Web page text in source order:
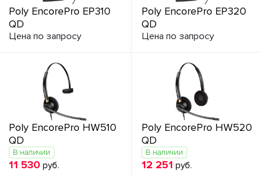
Poly EncorePro EP310
QD
Цена по запросу
Poly EncorePro EP320
QD
Цена по запросу
Poly EncorePro HW510
QD
В наличии
11 530 руб.
Poly EncorePro HW520
QD
В наличии
12 251 руб.